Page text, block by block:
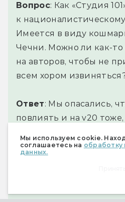
Мы используем cookie.
соглашаетесь на обработку
данных.
Вопрос: Как «Студия
к
Имеется в виду
Чечни. Можно ли как-то
на авторов, чтобы не
всем хором
Ответ: Мы опасались,
повлиять и на v20 тоже,
по маркетингу и